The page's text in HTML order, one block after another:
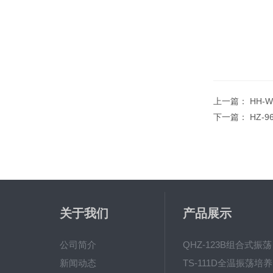
上一篇： HH-
下一篇： HZ-
关于我们
公司简介
新闻动态
产品展示